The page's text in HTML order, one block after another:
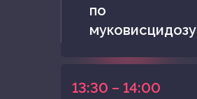
по
муковисцидозу
13:30 – 14:00